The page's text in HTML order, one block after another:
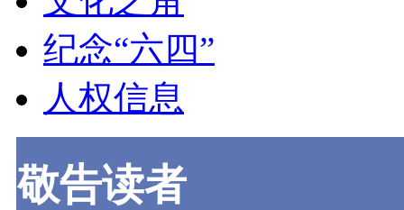
纪念“六四”
人权信息
敬告读者